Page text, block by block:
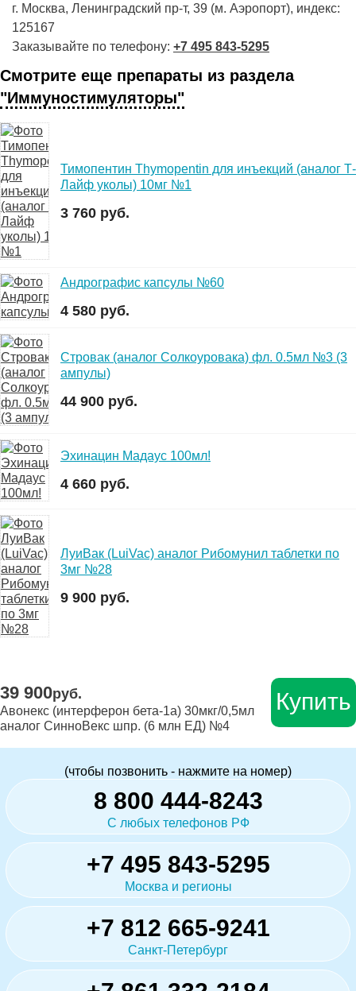
г. Москва, Ленинградский пр-т, 39 (м. Аэропорт), индекс:
125167
Заказывайте по телефону: +7 495 843-5295
Смотрите еще препараты из раздела
"Иммуностимуляторы"
Тимопентин Thymopentin для инъекций (аналог Т-
Лайф уколы) 10мг №1
3 760 руб.
Андрографис капсулы №60
4 580 руб.
Стровак (аналог Солкоуровака) фл. 0.5мл №3 (3
ампулы)
44 900 руб.
Эхинацин Мадаус 100мл!
4 660 руб.
ЛуиВак (LuiVac) аналог Рибомунил таблетки по
3мг №28
9 900 руб.
39 900руб.
Авонекс (интерферон бета-1а) 30мкг/0,5мл
аналог СинноВекс шпр. (6 млн ЕД) №4
Купить
(чтобы позвонить - нажмите на номер)
8 800 444-8243
С любых телефонов РФ
+7 495 843-5295
Москва и регионы
+7 812 665-9241
Санкт-Петербург